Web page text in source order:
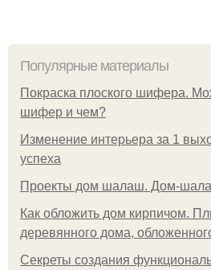
Популярные материалы
Покраска плоского шифера.
шифер и чем?
Изменение интерьера за 1
успеха
Проекты дом шалаш. Дом-
Как обложить дом кирпичом.
деревянного дома,
Секреты создания